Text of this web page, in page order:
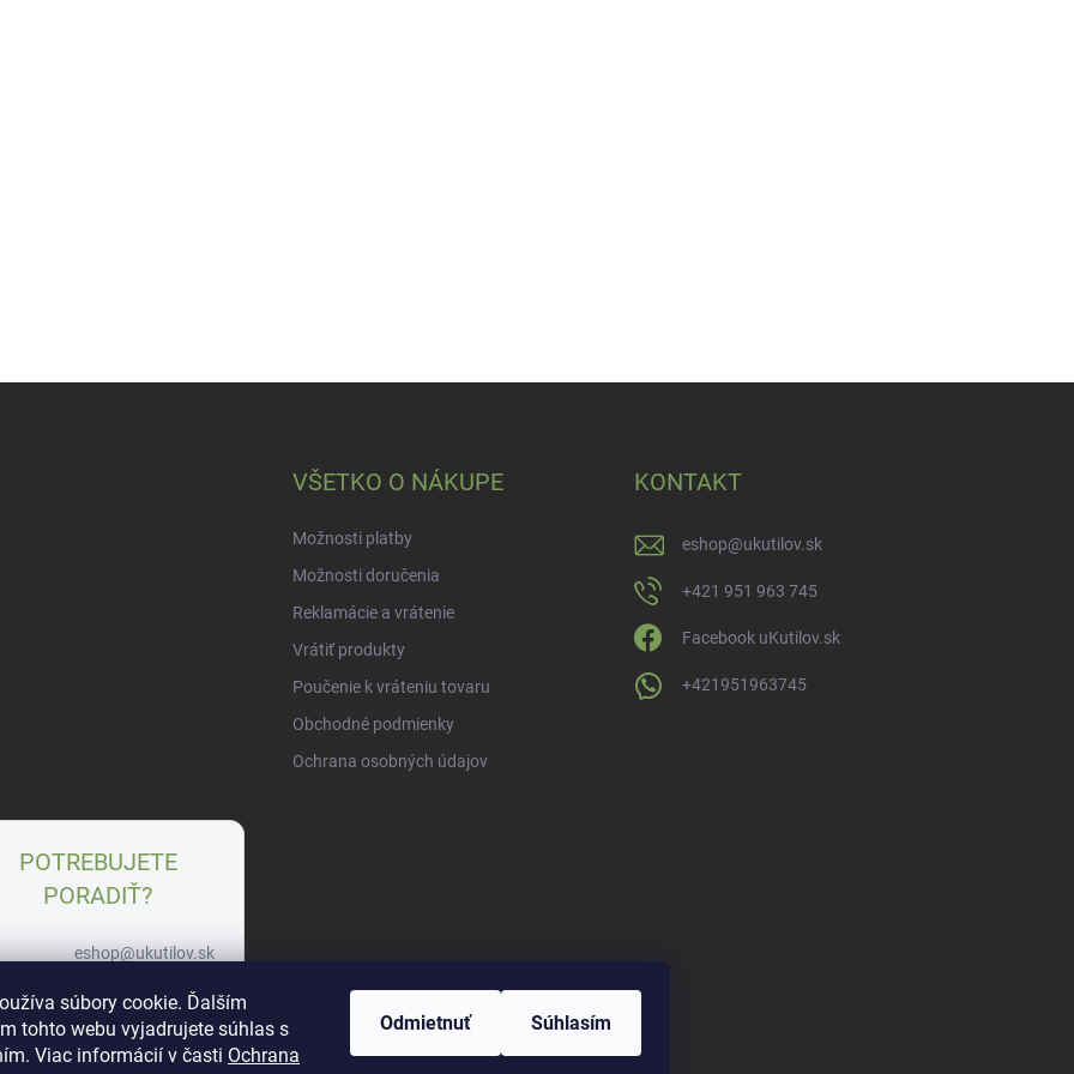
súbory cookie. Ďalším
tohto webu vyjadrujete súhlas s
Viac informácií v časti Ochrana
Odmietnuť Súhlasím
VŠETKO O NÁKUPE
Možnosti platby
Možnosti doručenia
Reklamácie a vrátenie
Vrátiť produkty
Poučenie k vráteniu tovaru
Obchodné podmienky
Ochrana osobných údajov
KONTAKT
eshop@ukutilov.sk
+421 951 963 745
Facebook uKutilov.sk
+421951963745
POTREBUJETE
PORADIŤ?
eshop@ukutilov.sk
+421 951 963 745
WhatsApp